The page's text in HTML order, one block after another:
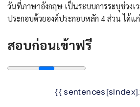
วันที่ภาษาอังกฤษ เป็นระบบการระบุช่วงเ
ประกอบด้วยองค์ประกอบหลัก 4 ส่วน ได้แ
สอบก่อนเข้าฟรี
{{